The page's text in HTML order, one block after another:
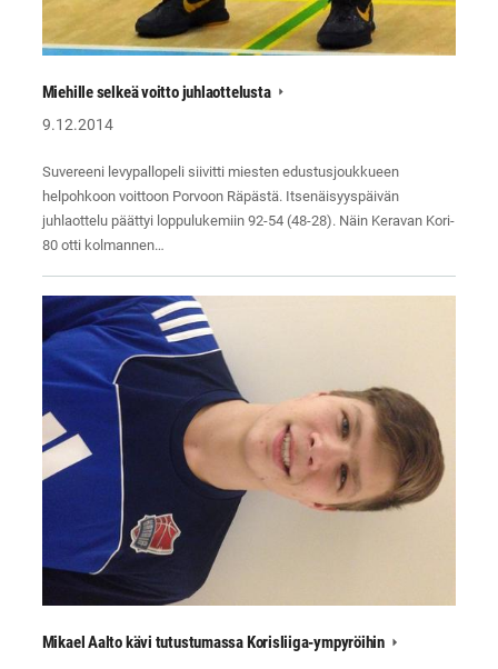
Miehille selkeä voitto juhlaottelusta
9.12.2014
Suvereeni levypallopeli siivitti miesten edustusjoukkueen
helpohkoon voittoon Porvoon Räpästä. Itsenäisyyspäivän
juhlaottelu päättyi loppulukemiin 92-54 (48-28). Näin Keravan Kori-
80 otti kolmannen…
Mikael Aalto kävi tutustumassa Korisliiga-ympyröihin